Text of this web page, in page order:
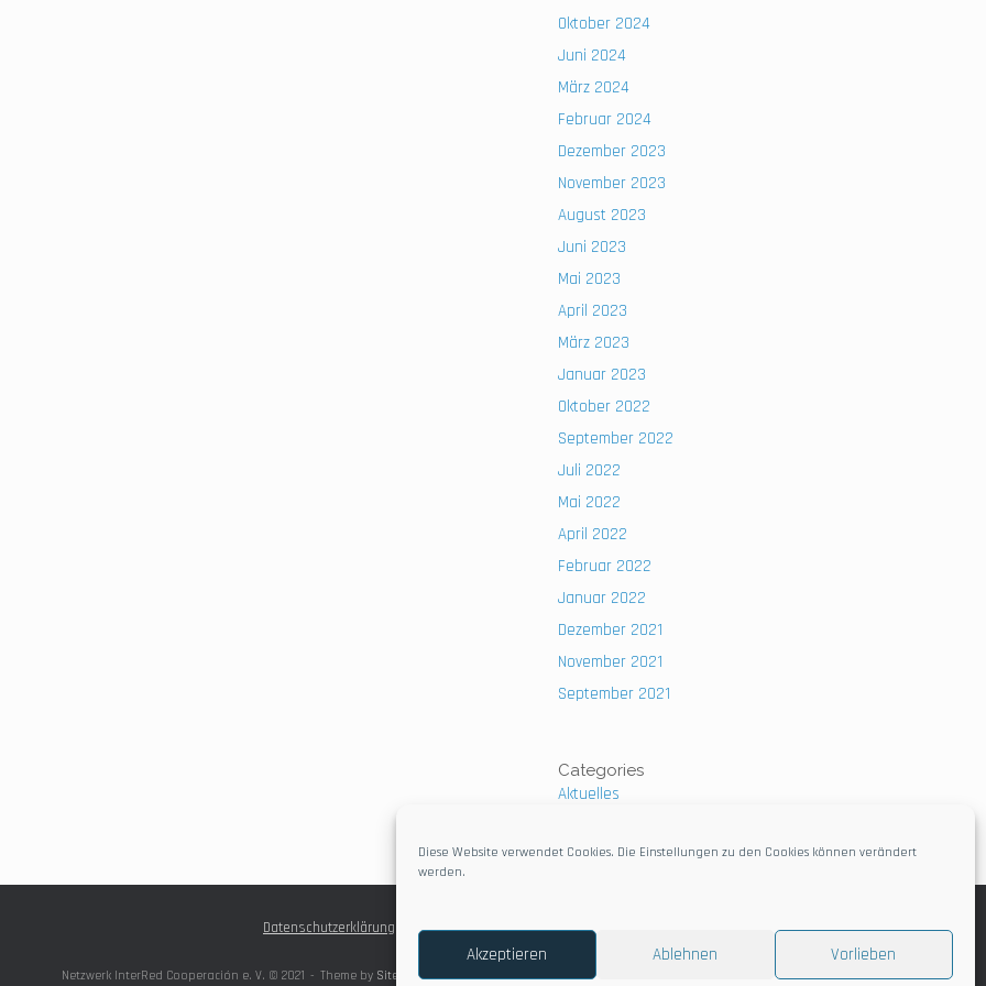
Diese Website verwendet Cookies. Die Einstellungen zu den Cookies können verändert
werden.
Akzeptieren Ablehnen Vorlieben
Oktober 2024
Juni 2024
März 2024
Februar 2024
Dezember 2023
November 2023
August 2023
Juni 2023
Mai 2023
April 2023
März 2023
Januar 2023
Oktober 2022
September 2022
Juli 2022
Mai 2022
April 2022
Februar 2022
Januar 2022
Dezember 2021
November 2021
September 2021
Categories
Aktuelles
Datenschutzerklärung
Netzwerk InterRed Cooperación e. V. © 2021 Theme by SiteOrigin